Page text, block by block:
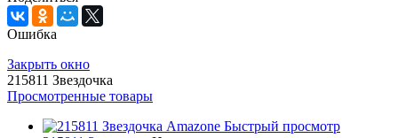
Ошибка
Закрыть окно
215811 Звездочка
Просмотренные товары
Быстрый просмотр